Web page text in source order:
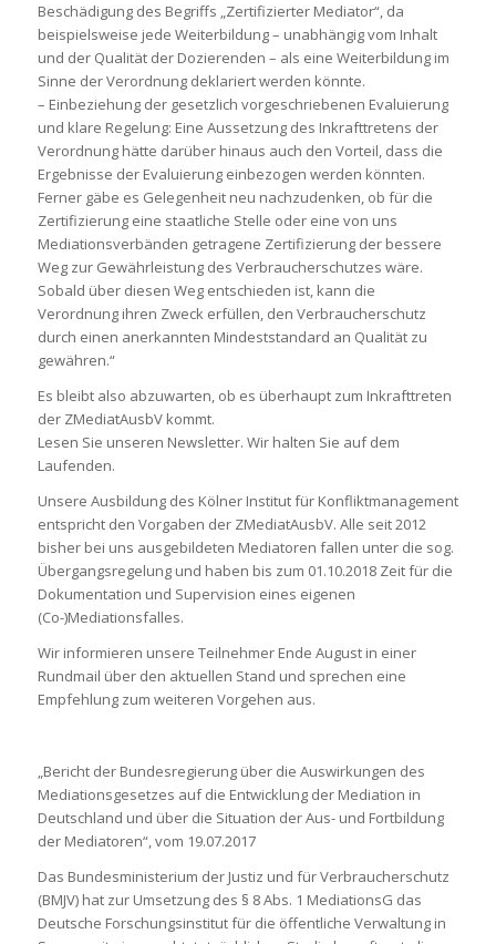
Beschädigung des Begriffs „Zertifizierter Mediator“, da
beispielsweise jede Weiterbildung – unabhängig vom Inhalt
und der Qualität der Dozierenden – als eine Weiterbildung im
Sinne der Verordnung deklariert werden könnte.
– Einbeziehung der gesetzlich vorgeschriebenen Evaluierung
und klare Regelung: Eine Aussetzung des Inkrafttretens der
Verordnung hätte darüber hinaus auch den Vorteil, dass die
Ergebnisse der Evaluierung einbezogen werden könnten.
Ferner gäbe es Gelegenheit neu nachzudenken, ob für die
Zertifizierung eine staatliche Stelle oder eine von uns
Mediationsverbänden getragene Zertifizierung der bessere
Weg zur Gewährleistung des Verbraucherschutzes wäre.
Sobald über diesen Weg entschieden ist, kann die
Verordnung ihren Zweck erfüllen, den Verbraucherschutz
durch einen anerkannten Mindeststandard an Qualität zu
gewähren.“
Es bleibt also abzuwarten, ob es überhaupt zum Inkrafttreten
der ZMediatAusbV kommt.
Lesen Sie unseren Newsletter. Wir halten Sie auf dem
Laufenden.
Unsere Ausbildung des Kölner Institut für Konfliktmanagement
entspricht den Vorgaben der ZMediatAusbV. Alle seit 2012
bisher bei uns ausgebildeten Mediatoren fallen unter die sog.
Übergangsregelung und haben bis zum 01.10.2018 Zeit für die
Dokumentation und Supervision eines eigenen
(Co-)Mediationsfalles.
Wir informieren unsere Teilnehmer Ende August in einer
Rundmail über den aktuellen Stand und sprechen eine
Empfehlung zum weiteren Vorgehen aus.
„Bericht der Bundesregierung über die Auswirkungen des
Mediationsgesetzes auf die Entwicklung der Mediation in
Deutschland und über die Situation der Aus- und Fortbildung
der Mediatoren“, vom 19.07.2017
Das Bundesministerium der Justiz und für Verbraucherschutz
(BMJV) hat zur Umsetzung des § 8 Abs. 1 MediationsG das
Deutsche Forschungsinstitut für die öffentliche Verwaltung in